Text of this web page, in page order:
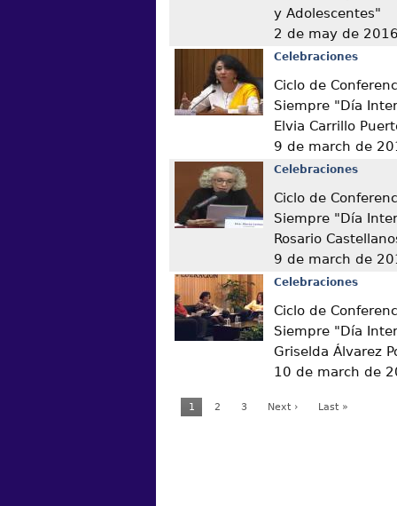
y Adolescentes"
2 de may de
Celebraciones
Ciclo de
Siempre "Día
Elvia Carrillo
9 de march de
Celebraciones
Ciclo de
Siempre "Día
Rosario
9 de march de
Celebraciones
Ciclo de
Siempre "Día
Griselda Álvarez
10 de march de
1 2 3 Next › Last »